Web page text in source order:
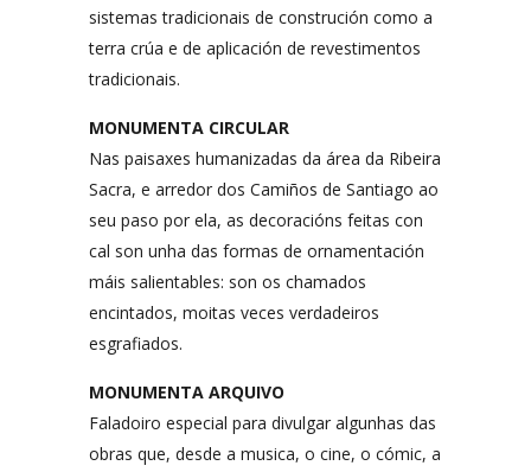
sistemas tradicionais de construción como a
terra crúa e de aplicación de revestimentos
tradicionais.
MONUMENTA CIRCULAR
Nas paisaxes humanizadas da área da Ribeira
Sacra, e arredor dos Camiños de Santiago ao
seu paso por ela, as decoracións feitas con
cal son unha das formas de ornamentación
máis salientables: son os chamados
encintados, moitas veces verdadeiros
esgrafiados.
MONUMENTA ARQUIVO
Faladoiro especial para divulgar algunhas das
obras que, desde a musica, o cine, o cómic, a